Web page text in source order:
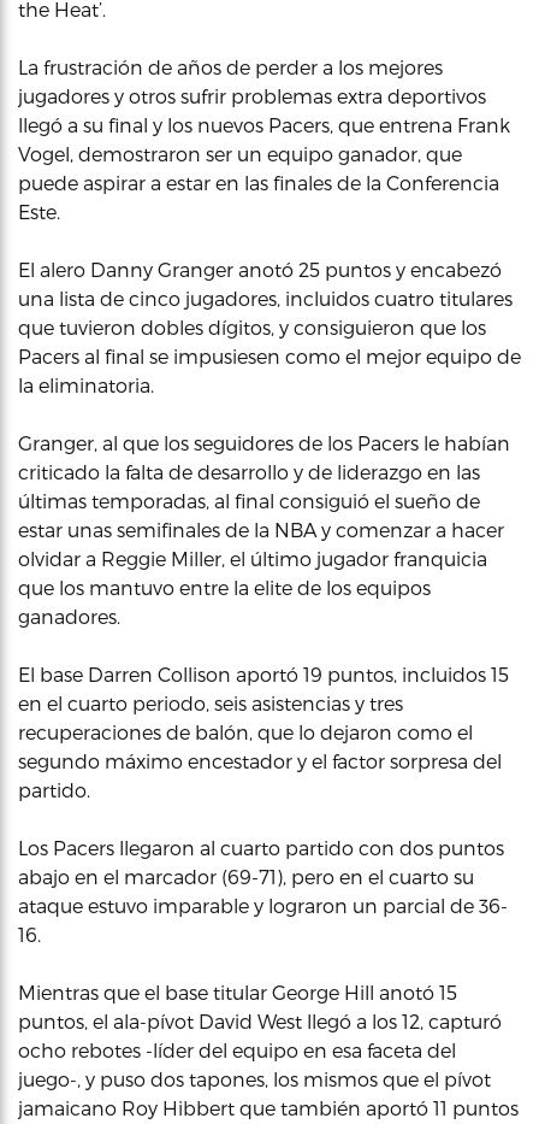
the Heat’.
La frustración de años de perder a los mejores
jugadores y otros sufrir problemas extra deportivos
llegó a su final y los nuevos Pacers, que entrena Frank
Vogel, demostraron ser un equipo ganador, que
puede aspirar a estar en las finales de la Conferencia
Este.
El alero Danny Granger anotó 25 puntos y encabezó
una lista de cinco jugadores, incluidos cuatro titulares
que tuvieron dobles dígitos, y consiguieron que los
Pacers al final se impusiesen como el mejor equipo de
la eliminatoria.
Granger, al que los seguidores de los Pacers le habían
criticado la falta de desarrollo y de liderazgo en las
últimas temporadas, al final consiguió el sueño de
estar unas semifinales de la NBA y comenzar a hacer
olvidar a Reggie Miller, el último jugador franquicia
que los mantuvo entre la elite de los equipos
ganadores.
El base Darren Collison aportó 19 puntos, incluidos 15
en el cuarto periodo, seis asistencias y tres
recuperaciones de balón, que lo dejaron como el
segundo máximo encestador y el factor sorpresa del
partido.
Los Pacers llegaron al cuarto partido con dos puntos
abajo en el marcador (69-71), pero en el cuarto su
ataque estuvo imparable y lograron un parcial de 36-
16.
Mientras que el base titular George Hill anotó 15
puntos, el ala-pívot David West llegó a los 12, capturó
ocho rebotes -líder del equipo en esa faceta del
juego-, y puso dos tapones, los mismos que el pívot
jamaicano Roy Hibbert que también aportó 11 puntos